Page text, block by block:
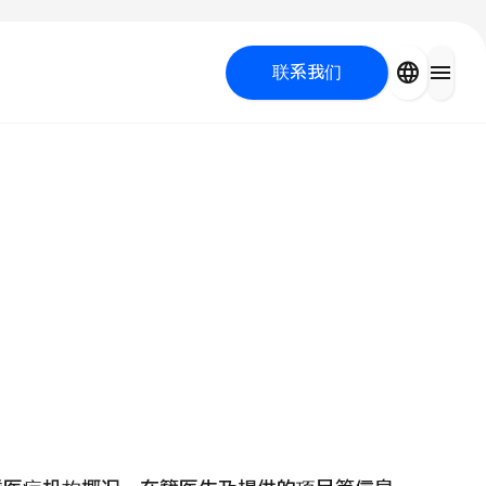
联系我们 language menu